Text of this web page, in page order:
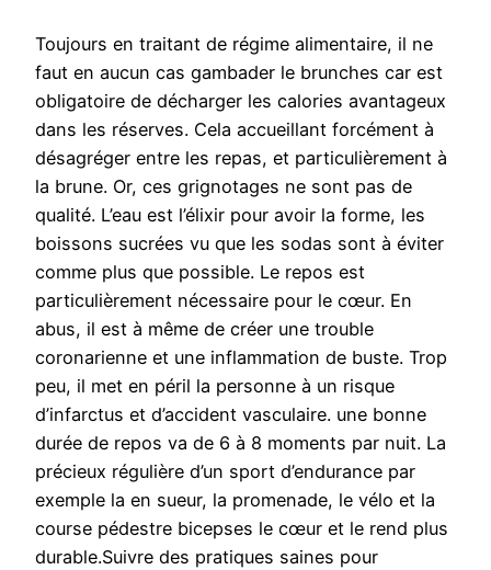
Toujours en traitant de régime alimentaire, il ne
faut en aucun cas gambader le brunches car est
obligatoire de décharger les calories avantageux
dans les réserves. Cela accueillant forcément à
désagréger entre les repas, et particulièrement à
la brune. Or, ces grignotages ne sont pas de
qualité. L’eau est l’élixir pour avoir la forme, les
boissons sucrées vu que les sodas sont à éviter
comme plus que possible. Le repos est
particulièrement nécessaire pour le cœur. En
abus, il est à même de créer une trouble
coronarienne et une inflammation de buste. Trop
peu, il met en péril la personne à un risque
d’infarctus et d’accident vasculaire. une bonne
durée de repos va de 6 à 8 moments par nuit. La
précieux régulière d’un sport d’endurance par
exemple la en sueur, la promenade, le vélo et la
course pédestre bicepses le cœur et le rend plus
durable.Suivre des pratiques saines pour